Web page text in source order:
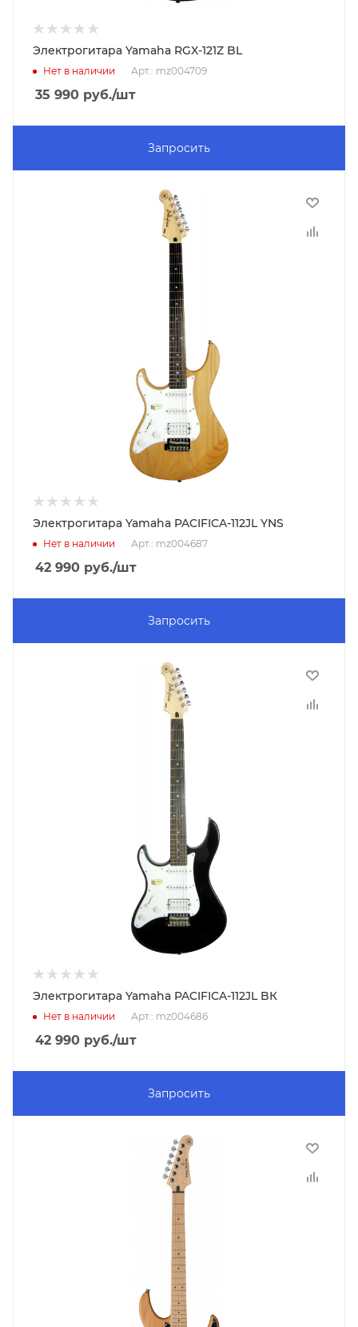
Электрогитара Yamaha RGX-121Z BL
Нет в наличии Арт.: mz004709
35 990 руб./шт
Запросить
Электрогитара Yamaha PACIFICA-112JL YNS
Нет в наличии Арт.: mz004687
42 990 руб./шт
Запросить
Электрогитара Yamaha PACIFICA-112JL BК
Нет в наличии Арт.: mz004686
42 990 руб./шт
Запросить